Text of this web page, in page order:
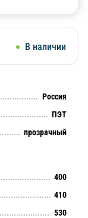
В наличии
Россия
ПЭТ
прозрачный
400
410
530